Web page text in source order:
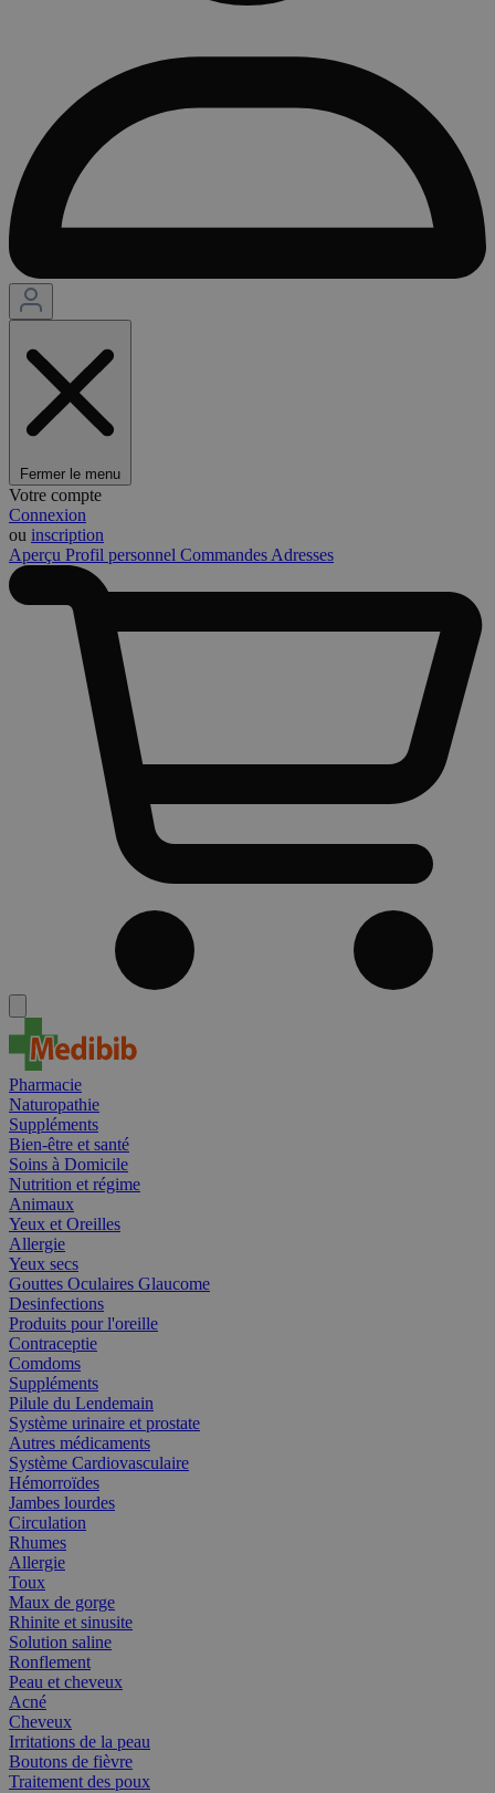
Fermer le menu
Votre compte
Connexion
ou inscription
Aperçu Profil personnel Commandes Adresses
Pharmacie
Naturopathie
Suppléments
Bien-être et santé
Soins à Domicile
Nutrition et régime
Animaux
Yeux et Oreilles
Allergie
Yeux secs
Gouttes Oculaires Glaucome
Desinfections
Produits pour l'oreille
Contraceptie
Comdoms
Suppléments
Pilule du Lendemain
Système urinaire et prostate
Autres médicaments
Système Cardiovasculaire
Hémorroïdes
Jambes lourdes
Circulation
Rhumes
Allergie
Toux
Maux de gorge
Rhinite et sinusite
Solution saline
Ronflement
Peau et cheveux
Acné
Cheveux
Irritations de la peau
Boutons de fièvre
Traitement des poux